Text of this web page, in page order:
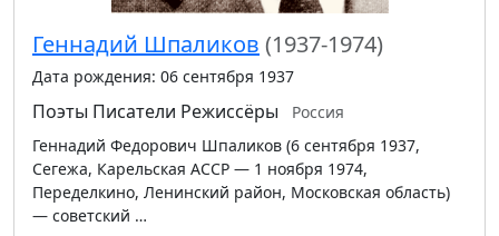
Геннадий Шпаликов (1937-1974)
Дата рождения: 06 сентября 1937
Поэты Писатели Режиссёры
Россия
Геннадий Федорович Шпаликов (6 сентября 1937,
Сегежа, Карельская АССР — 1 ноября 1974,
Переделкино, Ленинский район, Московская область)
— советский …